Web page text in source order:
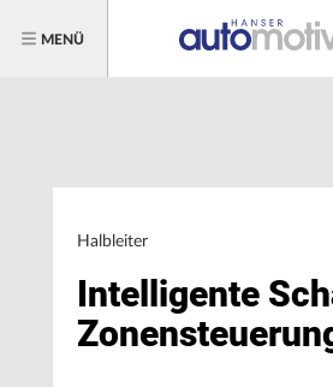
MENÜ
Halbleiter
Intelligente